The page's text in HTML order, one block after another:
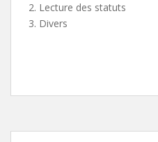
2. Lecture des statuts
3. Divers